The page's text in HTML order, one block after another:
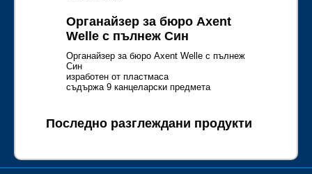
Органайзер за бюро Axent
Welle с пълнеж Син
Органайзер за бюро Axent Welle с пълнеж
Син
изработен от пластмаса
съдържа 9 канцеларски предмета
Последно разглеждани продукти